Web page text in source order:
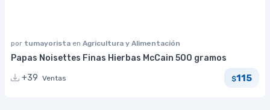
por tumayorista en Agricultura y Alimentación
Papas Noisettes Finas Hierbas McCain 500 gramos
+39 Ventas $115